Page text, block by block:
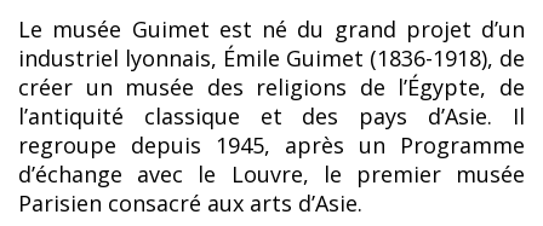
Le musée Guimet est né du grand projet d’un
industriel lyonnais, Émile Guimet (1836-1918), de
créer un musée des religions de l’Égypte, de
l’antiquité classique et des pays d’Asie. Il
regroupe depuis 1945, après un Programme
d’échange avec le Louvre, le premier musée
Parisien consacré aux arts d’Asie.